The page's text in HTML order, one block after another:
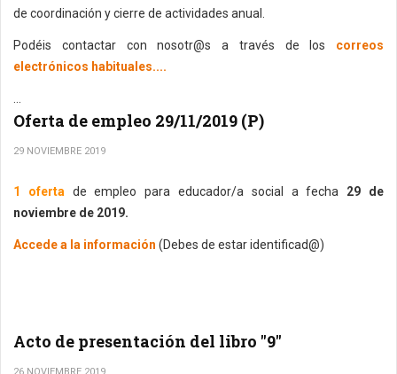
de coordinación y cierre de actividades anual.
Podéis contactar con nosotr@s a través de los correos
electrónicos habituales....
Oferta de empleo 29/11/2019 (P)
29 NOVIEMBRE 2019
1 oferta de empleo para educador/a social a fecha 29 de
noviembre de 2019.
Accede a la información (Debes de estar identificad@)
Acto de presentación del libro "9"